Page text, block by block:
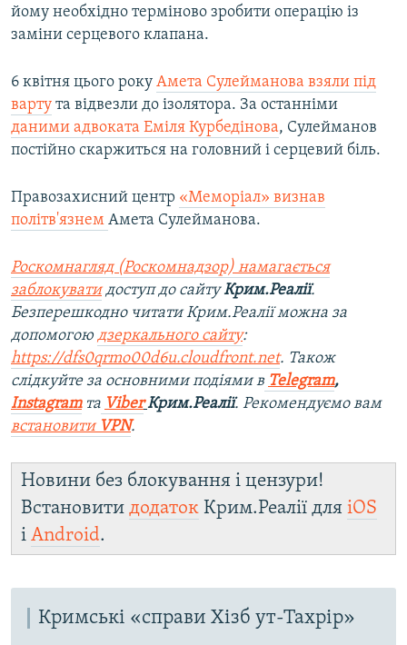
йому необхідно терміново зробити операцію із
заміни серцевого клапана.
6 квітня цього року Амета Сулейманова взяли під
варту та відвезли до ізолятора. За останніми
даними адвоката Еміля Курбедінова, Сулейманов
постійно скаржиться на головний і серцевий біль.
Правозахисний центр «Меморіал» визнав
політв'язнем Амета Сулейманова.
Роскомнагляд (Роскомнадзор) намагається
заблокуватидоступ до сайтуКрим.Реалії.
Безперешкодно читати Крим.Реалії можна за
допомогою дзеркального сайту:
https://dfs0qrmo00d6u.cloudfront.net. Також
слідкуйте за основними подіями в Telegram,
Instagramта Viber Крим.Реалії. Рекомендуємо вам
встановити VPN.
Новини без блокування і цензури!
Встановити додаток Крим.Реалії для iOS
і Android.
Кримські «справи Хізб ут-Тахрір»